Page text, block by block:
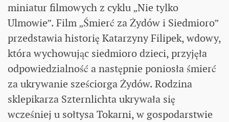
miniatur filmowych z cyklu „Nie tylko
Ulmowie”. Film „Śmierć za Żydów i Siedmioro”
przedstawia historię Katarzyny Filipek, wdowy,
która wychowując siedmioro dzieci, przyjęła
odpowiedzialność a następnie poniosła śmierć
za ukrywanie sześciorga Żydów. Rodzina
sklepikarza Szternlichta ukrywała się
wcześniej u sołtysa Tokarni, w gospodarstwie